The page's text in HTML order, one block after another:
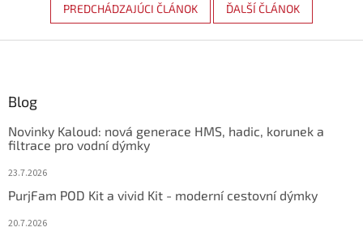
PREDCHÁDZAJÚCI ČLÁNOK ĎALŠÍ ČLÁNOK
Blog
Novinky Kaloud: nová generace HMS, hadic, korunek a
filtrace pro vodní dýmky
23.7.2026
PurjFam POD Kit a vivid Kit - moderní cestovní dýmky
20.7.2026